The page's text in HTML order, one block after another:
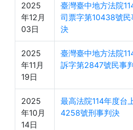
2025
年12月
03日
臺灣臺中地方法院
司票字第10438號民
決
2025
年11月
19日
臺灣臺中地方法院
訴字第2847號民事
2025
年10月
14日
最高法院114年度台
4258號刑事判決